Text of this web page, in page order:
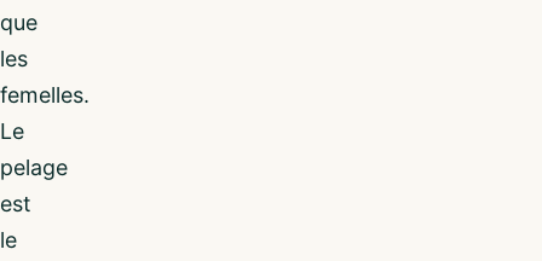
que
les
femelles.
Le
pelage
est
le